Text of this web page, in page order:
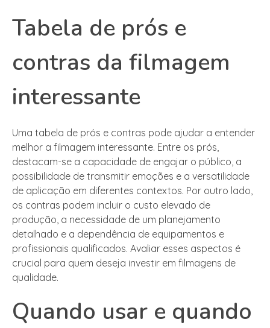
Tabela de prós e
contras da filmagem
interessante
Uma tabela de prós e contras pode ajudar a entender
melhor a filmagem interessante. Entre os prós,
destacam-se a capacidade de engajar o público, a
possibilidade de transmitir emoções e a versatilidade
de aplicação em diferentes contextos. Por outro lado,
os contras podem incluir o custo elevado de
produção, a necessidade de um planejamento
detalhado e a dependência de equipamentos e
profissionais qualificados. Avaliar esses aspectos é
crucial para quem deseja investir em filmagens de
qualidade.
Quando usar e quando